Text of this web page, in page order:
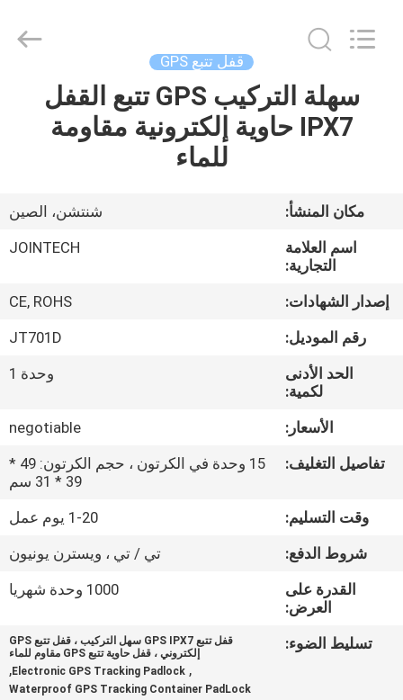
الصفحة
الرئيسية
عرض
الافتراضي
معلومات
جولة
في
المعمل
مراقبة
الجودة
اتصل
قفل تتبع GPS
سهلة التركيب GPS تتبع القفل
IPX7 حاوية إلكترونية مقاومة
للماء
مكان المنشأ:
شنتشن، الصين
اسم العلامة
التجارية:
JOINTECH
إصدار الشهادات:
CE, ROHS
رقم الموديل:
JT701D
الحد الأدنى
لكمية:
وحدة 1
الأسعار:
negotiable
تفاصيل التغليف:
15 وحدة في الكرتون ، حجم الكرتون: 49 *
39 * 31 سم
وقت التسليم:
1-20 يوم عمل
شروط الدفع:
تي / تي ، ويسترن يونيون
القدرة على
العرض:
1000 وحدة شهريا
تسليط الضوء:
قفل تتبع GPS IPX7 سهل التركيب ، قفل تتبع GPS
إلكتروني ، قفل حاوية تتبع GPS مقاوم للماء
,
Electronic GPS Tracking Padlock
,
Waterproof GPS Tracking Container PadLock